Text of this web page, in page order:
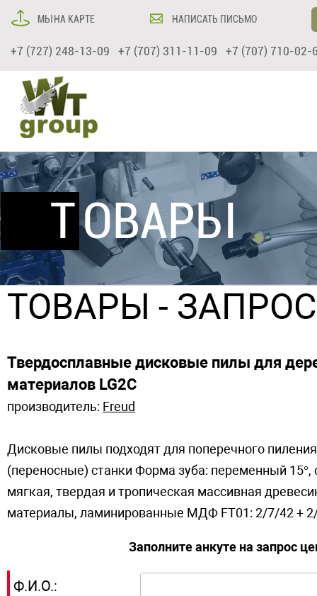
МЫ НА КАРТЕ НАПИСАТЬ ПИСЬМО
+7 (727) 248-13-09 +7 (707) 311-11-09 +7 (707) 710-02-
ТОВАРЫ
ТОВАРЫ -
Твердосплавные дисковые пилы для
материалов LG2C
производитель: Freud
Дисковые пилы подходят для поперечного
(переносные) станки Форма зуба: переменный
мягкая, твердая и тропическая массивная
материалы, ламинированные МДФ FT01: 2/7/42 +
Заполните анкуте на запрос
Ф.И.О.: